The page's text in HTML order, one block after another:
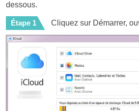
dessous.
Étape 1 Cliquez sur Démarrer,